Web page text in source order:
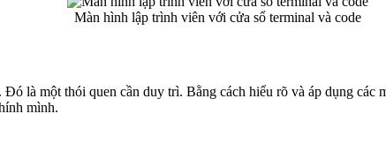
Màn hình lập trình viên với cửa sổ terminal và code
là một thói quen cần duy trì. Bằng cách hiểu rõ và áp dụng các
mình.